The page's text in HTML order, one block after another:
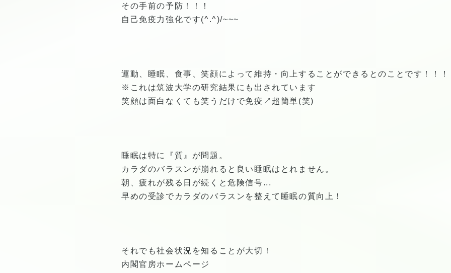
その手前の予防！！！
自己免疫力強化です(^.^)/~~~
運動、睡眠、食事、笑顔によって維持・向上することができるとのことです！！！
※これは筑波大学の研究結果にも出されています
笑顔は面白なくても笑うだけで免疫↗超簡単(笑)
睡眠は特に『質』が問題。
カラダのバラスンが崩れると良い睡眠はとれません。
朝、疲れが残る日が続くと危険信号...
早めの受診でカラダのバラスンを整えて睡眠の質向上！
それでも社会状況を知ることが大切！
内閣官房ホームページ